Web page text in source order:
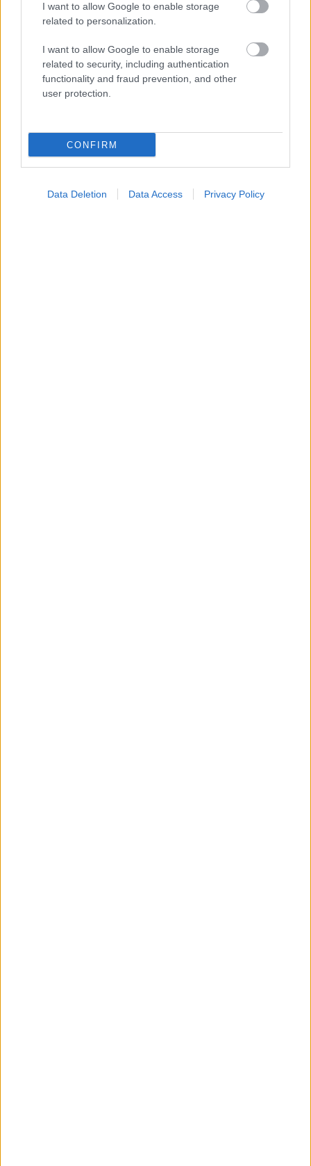
I want to allow Google to enable storage
related to personalization.
I want to allow Google to enable storage
related to security, including authentication
functionality and fraud prevention, and other
user protection.
CONFIRM
Data Deletion Data Access Privacy Policy
Νέο φάρμακο για την παχυσαρκία: Σημαντική